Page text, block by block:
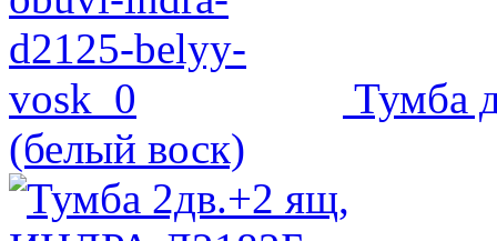
Тумба
(белый воск)